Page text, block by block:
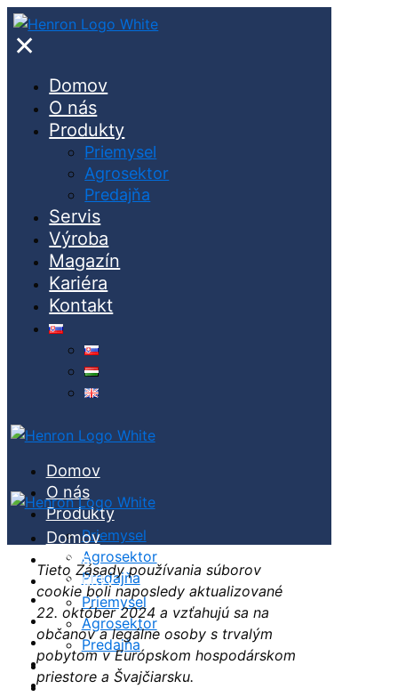
✕
Domov
O nás
Produkty
Priemysel
Agrosektor
Predajňa
Servis
Výroba
Magazín
Kariéra
Kontakt
Domov
O nás
Produkty
Priemysel
Agrosektor
Predajňa
Servis
Výroba
Magazín
Kariéra
Kontakt
Domov
O nás
Produkty
Priemysel
Agrosektor
Predajňa
Servis
Výroba
Tieto Zásady používania súborov
cookie boli naposledy aktualizované
22. október 2024 a vzťahujú sa na
občanov a legálne osoby s trvalým
pobytom v Európskom hospodárskom
priestore a Švajčiarsku.